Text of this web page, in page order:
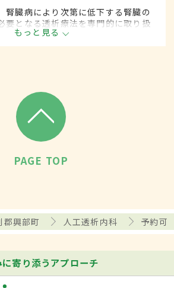
腎臓病により次第に低下する腎臓の
要となる透析療法を専門的に取り扱
もっと見る
PAGE TOP
郡興部町 人工透析内科 予約可
寄り添うアプローチ